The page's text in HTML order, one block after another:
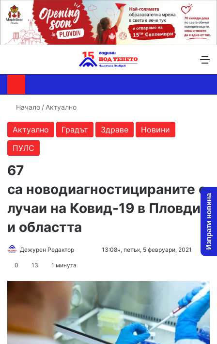
Начало / Актуално
Актуално Градът Здраве
Новини
ПУЛС
67
са новодиагностицираните с
лучаи на Ковид-19 в Пловдив
и областта
Дежурен Редактор
w
o
n
n
e
13:08ч, петък, 5 февруари, 2021
0 13 1 минута
Изпрати новина